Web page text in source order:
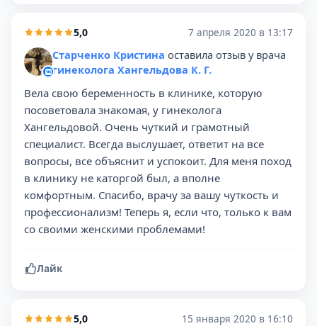
5,0 7 апреля 2020 в 13:17
Старченко Кристина оставила отзыв у врача
гинеколога Хангельдова К. Г.
Вела свою беременность в клинике, которую
посоветовала знакомая, у гинеколога
Хангельдовой. Очень чуткий и грамотный
специалист. Всегда выслушает, ответит на все
вопросы, все объяснит и успокоит. Для меня поход
в клинику не каторгой был, а вполне
комфортным. Спасибо, врачу за вашу чуткость и
профессионализм! Теперь я, если что, только к вам
со своими женскими проблемами!
Лайк
5,0 15 января 2020 в 16:10